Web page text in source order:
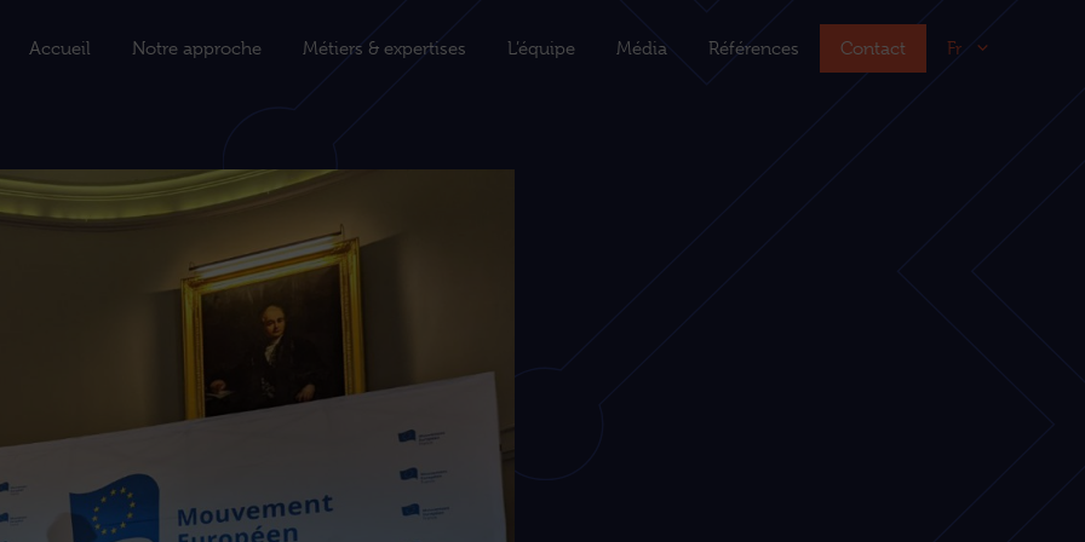
Accueil Notre approche Métiers & expertises L’équipe Média Références Contact Fr